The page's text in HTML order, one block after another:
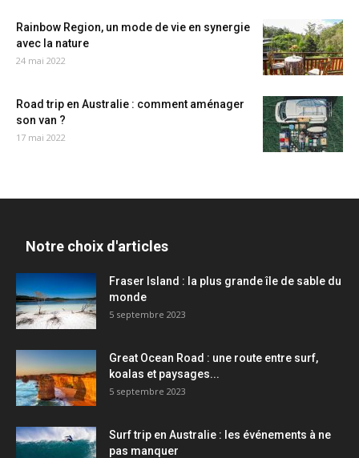
Rainbow Region, un mode de vie en synergie
avec la nature
24 mai 2022
Road trip en Australie : comment aménager
son van ?
17 mai 2022
Notre choix d'articles
Fraser Island : la plus grande île de sable du
monde
5 septembre 2023
Great Ocean Road : une route entre surf,
koalas et paysages...
5 septembre 2023
Surf trip en Australie : les événements à ne
pas manquer